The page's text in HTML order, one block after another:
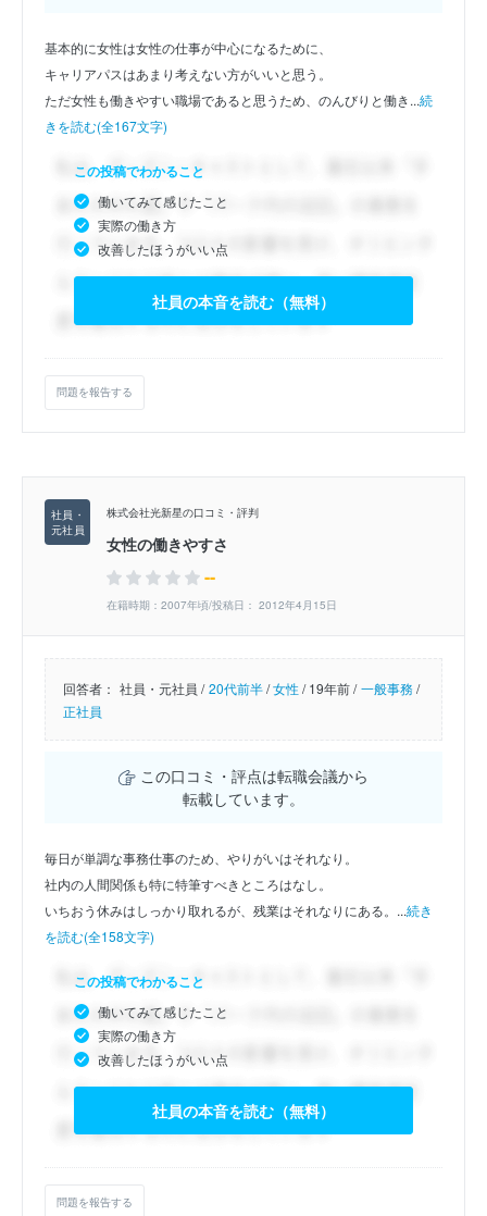
基本的に女性は女性の仕事が中心になるために、
キャリアパスはあまり考えない方がいいと思う。
ただ女性も働きやすい職場であると思うため、のんびりと働き...続
きを読む(全167文字)
この投稿でわかること
働いてみて感じたこと
実際の働き方
改善したほうがいい点
社員の本音を読む（無料）
問題を報告する
株式会社光新星の口コミ・評判
女性の働きやすさ
--
在籍時期：2007年頃/投稿日： 2012年4月15日
回答者： 社員・元社員 / 20代前半/女性/19年前 / 一般事務/
正社員
この口コミ・評点は転職会議から
転載しています。
毎日が単調な事務仕事のため、やりがいはそれなり。
社内の人間関係も特に特筆すべきところはなし。
いちおう休みはしっかり取れるが、残業はそれなりにある。...続き
を読む(全158文字)
この投稿でわかること
働いてみて感じたこと
実際の働き方
改善したほうがいい点
社員の本音を読む（無料）
問題を報告する